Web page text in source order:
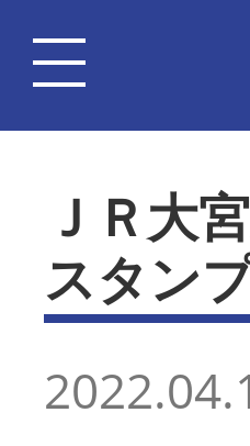
ＪＲ大
スタン